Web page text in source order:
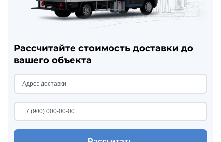
Рассчитайте стоимость доставки до
вашего объекта